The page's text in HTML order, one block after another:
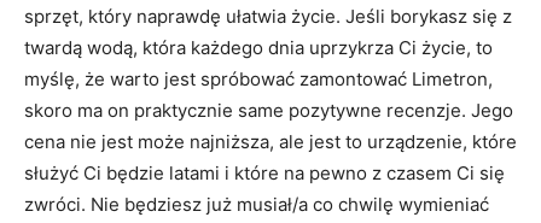
sprzęt, który naprawdę ułatwia życie. Jeśli borykasz się z
twardą wodą, która każdego dnia uprzykrza Ci życie, to
myślę, że warto jest spróbować zamontować Limetron,
skoro ma on praktycznie same pozytywne recenzje. Jego
cena nie jest może najniższa, ale jest to urządzenie, które
służyć Ci będzie latami i które na pewno z czasem Ci się
zwróci. Nie będziesz już musiał/a co chwilę wymieniać